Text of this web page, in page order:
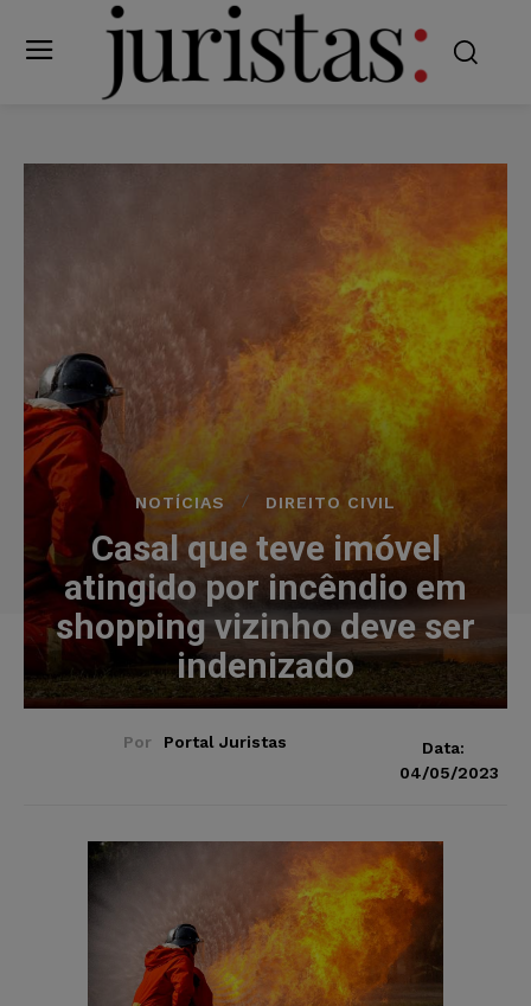
NOTÍCIAS DIREITO CIVIL
Casal que teve imóvel
atingido por incêndio em
shopping vizinho deve ser
indenizado
Por Portal Juristas
Data:
04/05/2023